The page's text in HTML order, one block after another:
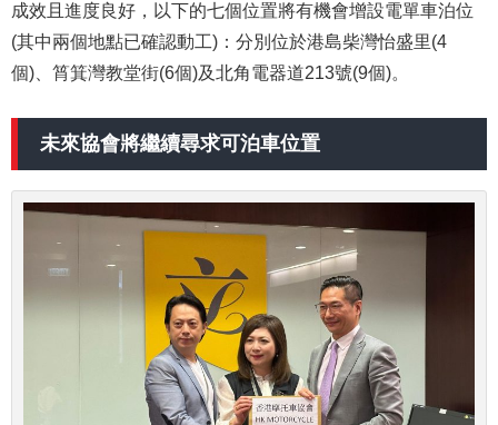
成效且進度良好，以下的七個位置將有機會增設電單車泊位
(其中兩個地點已確認動工)：分別位於港島柴灣怡盛里(4
個)、筲箕灣教堂街(6個)及北角電器道213號(9個)。
未來協會將繼續尋求可泊車位置